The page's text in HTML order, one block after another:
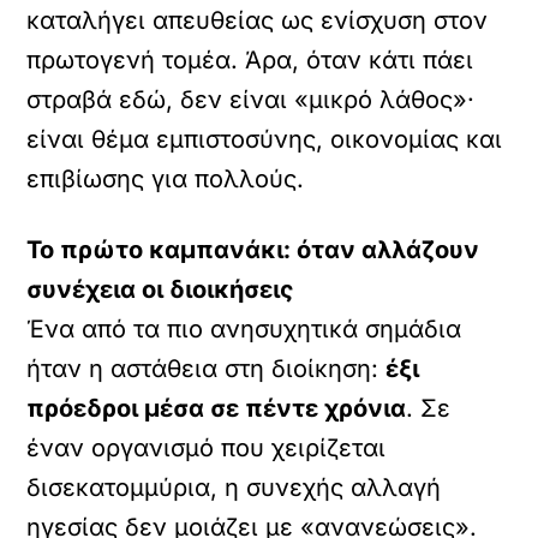
καταλήγει απευθείας ως ενίσχυση στον
πρωτογενή τομέα. Άρα, όταν κάτι πάει
στραβά εδώ, δεν είναι «μικρό λάθος»·
είναι θέμα εμπιστοσύνης, οικονομίας και
επιβίωσης για πολλούς.
Το πρώτο καμπανάκι: όταν αλλάζουν
συνέχεια οι διοικήσεις
Ένα από τα πιο ανησυχητικά σημάδια
ήταν η αστάθεια στη διοίκηση:έξι
πρόεδροι μέσα σε πέντε χρόνια. Σε
έναν οργανισμό που χειρίζεται
δισεκατομμύρια, η συνεχής αλλαγή
ηγεσίας δεν μοιάζει με «ανανεώσεις».